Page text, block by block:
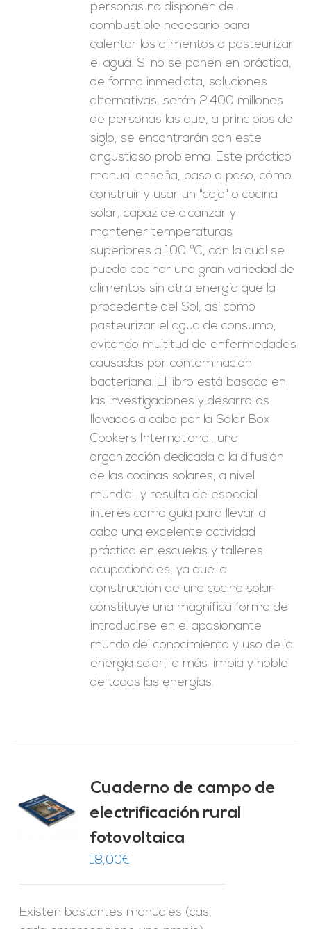
personas no disponen del
combustible necesario para
calentar los alimentos o pasteurizar
el agua. Si no se ponen en práctica,
de forma inmediata, soluciones
alternativas, serán 2.400 millones
de personas las que, a principios de
siglo, se encontrarán con este
angustioso problema. Este práctico
manual enseña, paso a paso, cómo
construir y usar un "caja" o cocina
solar, capaz de alcanzar y
mantener temperaturas
superiores a 100 ºC, con la cual se
puede cocinar una gran variedad de
alimentos sin otra energía que la
procedente del Sol, así como
pasteurizar el agua de consumo,
evitando multitud de enfermedades
causadas por contaminación
bacteriana. El libro está basado en
las investigaciones y desarrollos
llevados a cabo por la Solar Box
Cookers International, una
organización dedicada a la difusión
de las cocinas solares, a nivel
mundial, y resulta de especial
interés como guía para llevar a
cabo una excelente actividad
práctica en escuelas y talleres
ocupacionales, ya que la
construcción de una cocina solar
constituye una magnífica forma de
introducirse en el apasionante
mundo del conocimiento y uso de la
energía solar, la más limpia y noble
de todas las energías.
Cuaderno de campo de
electrificación rural
fotovoltaica
18,00€
Existen bastantes manuales (casi